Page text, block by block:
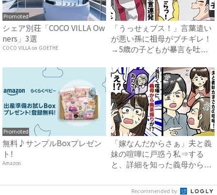
Promoted
シェア別荘「COCO VILLA Ow
ners」3選
COCO VILLA on GOETHE
「うっせぇブス！」言葉遣い
が悪い孫に祖母がブチギレ！
→5歳の子どもが暴言を吐く
Promoted
無料♪サンプルBoxプレゼン
ト!
Amazon
「嫁なんだからさぁ」夫と義
妹の喧嘩に戸惑う私⇒する
と、詳細を知った義母からま
Recommended by